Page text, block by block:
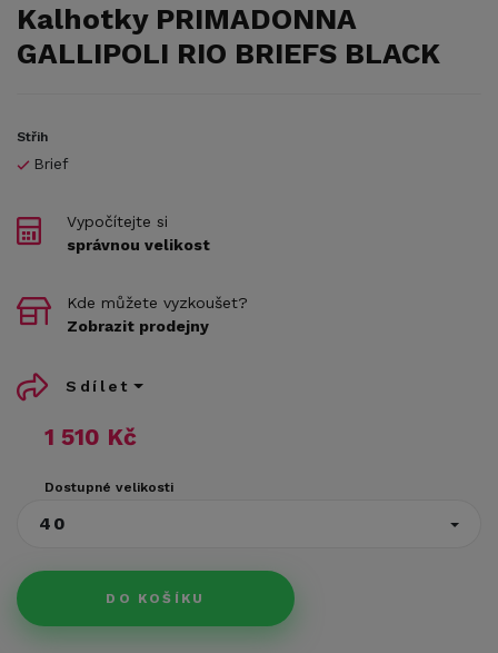
Kalhotky PRIMADONNA
GALLIPOLI RIO BRIEFS BLACK
Střih
Brief
1 510 Kč
Dostupné velikosti
40
DO KOŠÍKU
Vypočítejte si
správnou velikost
Kde můžete vyzkoušet?
Zobrazit prodejny
Sdílet